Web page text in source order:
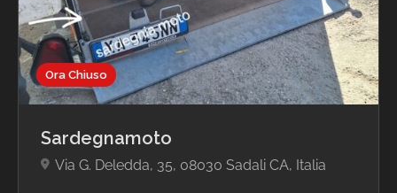
Ora Chiuso
Sardegnamoto
Via G. Deledda, 35, 08030 Sadali CA, Italia